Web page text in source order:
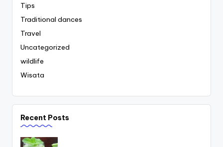
Tips
Traditional dances
Travel
Uncategorized
wildlife
Wisata
Recent Posts